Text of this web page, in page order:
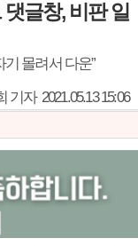
글창, 비판 일
몰려서 다운”
기자 2021.05.13 15:06